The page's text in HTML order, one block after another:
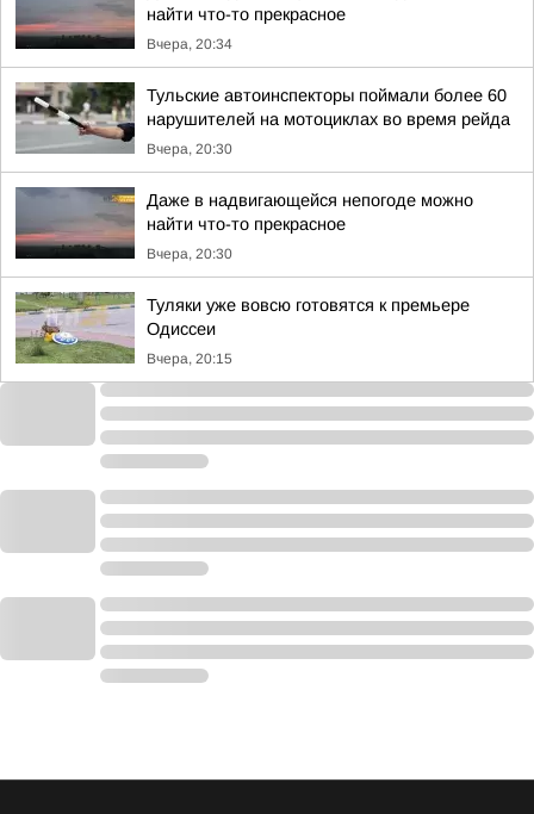
найти что-то прекрасное
Вчера, 20:34
Тульские автоинспекторы поймали более 60
нарушителей на мотоциклах во время рейда
Вчера, 20:30
Даже в надвигающейся непогоде можно
найти что-то прекрасное
Вчера, 20:30
Туляки уже вовсю готовятся к премьере
Одиссеи
Вчера, 20:15